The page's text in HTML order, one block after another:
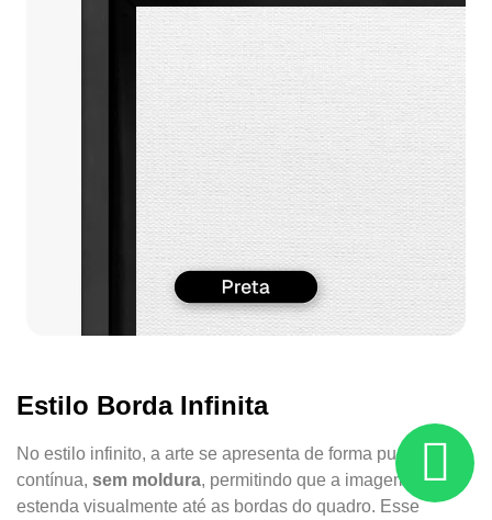
Estilo Borda Infinita
No estilo infinito, a arte se apresenta de forma pura e
contínua, sem moldura, permitindo que a imagem se
estenda visualmente até as bordas do quadro. Esse